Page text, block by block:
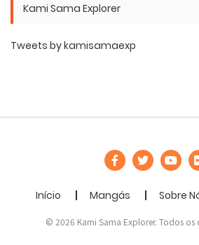
Kami Sama Explorer
Tweets by kamisamaexp
Início Mangás Sobre
© 2026 Kami Sama Explorer. Todos os